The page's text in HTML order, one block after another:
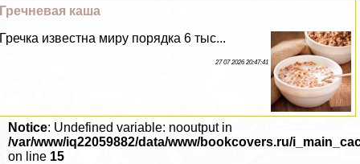
Гречневая каша
Гречка известна миру порядка 6 тыс...
27 07 2026 20:47:41
Notice: Undefined variable: nooutput in
/var/www/iq22059882/data/www/bookcovers.ru/
on line 15